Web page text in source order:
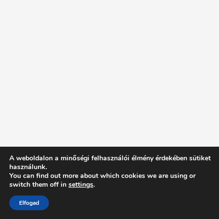
Intentionally Blank - Proudly powered by WordPress
A weboldalon a minőségi felhasználói élmény érdekében sütiket
használunk.
You can find out more about which cookies we are using or
switch them off in settings.
Elfogad